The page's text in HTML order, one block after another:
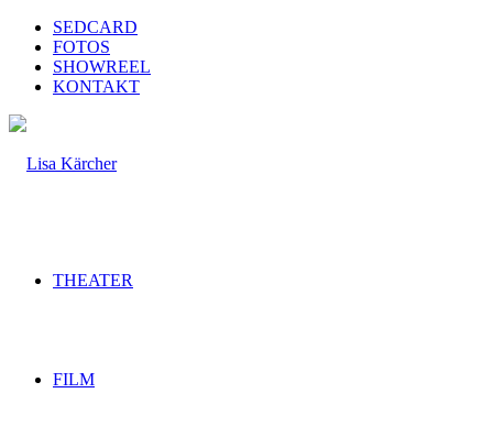
SEDCARD
FOTOS
SHOWREEL
KONTAKT
THEATER
FILM